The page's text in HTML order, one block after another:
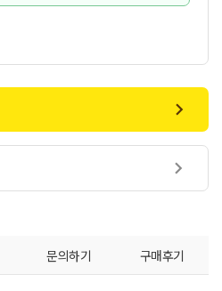


문의하기 구매후기